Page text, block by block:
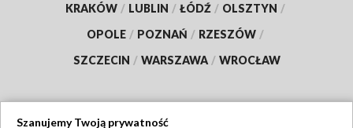
KRAKÓW / LUBLIN / ŁÓDŹ / OLSZTYN /
OPOLE / POZNAŃ / RZESZÓW /
SZCZECIN / WARSZAWA / WROCŁAW
Szanujemy Twoją prywatność